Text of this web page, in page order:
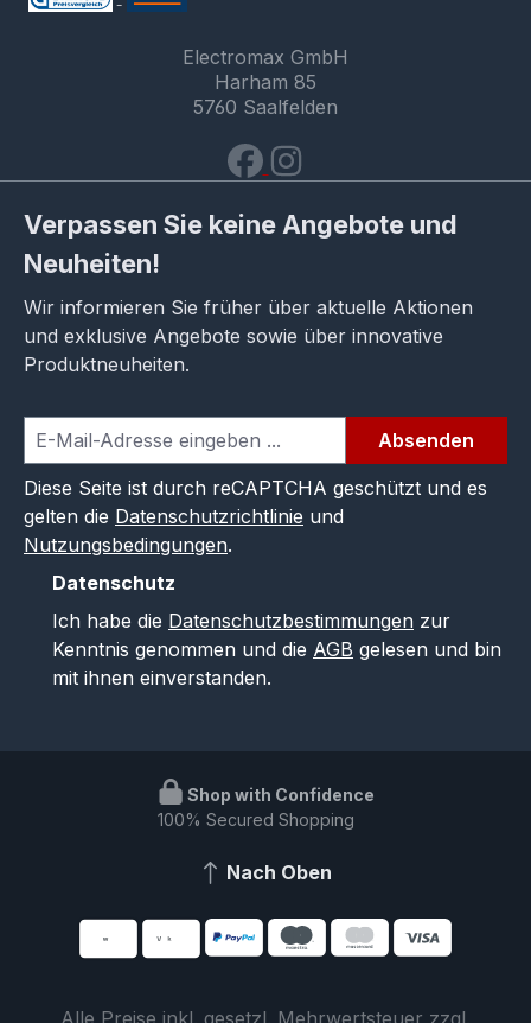
Electromax GmbH
Harham 85
5760 Saalfelden
Verpassen Sie keine Angebote und
Neuheiten!
Wir informieren Sie früher über aktuelle Aktionen
und exklusive Angebote sowie über innovative
Produktneuheiten.
Absenden
Diese Seite ist durch reCAPTCHA geschützt und es
gelten die Datenschutzrichtlinie und
Nutzungsbedingungen.
Datenschutz
Ich habe die Datenschutzbestimmungen zur
Kenntnis genommen und die AGB gelesen und bin
mit ihnen einverstanden.
Shop with Confidence
100% Secured Shopping
Nach Oben